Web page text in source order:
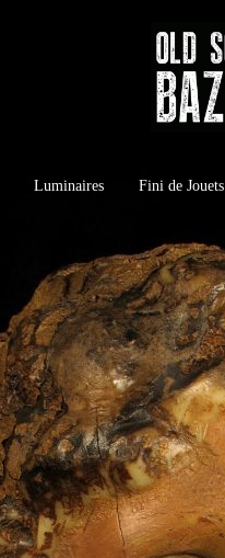
Luminaires Fini de Jouets